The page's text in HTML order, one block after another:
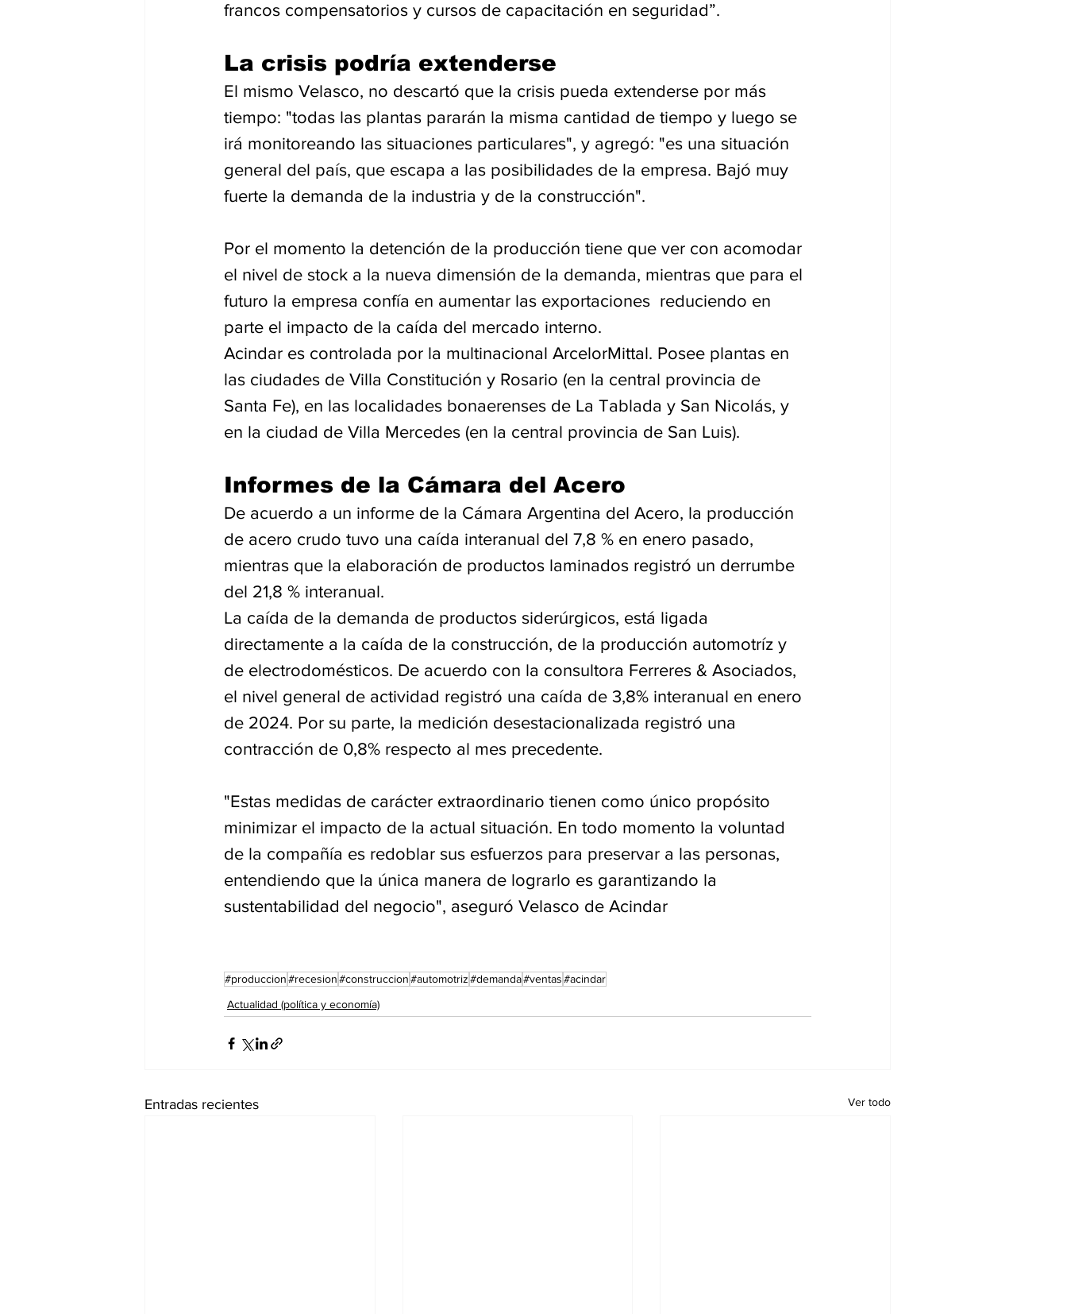
francos compensatorios y cursos de capacitación en seguridad”.
La crisis podría extenderse
El mismo Velasco, no descartó que la crisis pueda extenderse por más
tiempo: "todas las plantas pararán la misma cantidad de tiempo y luego se
irá monitoreando las situaciones particulares", y agregó: "es una situación
general del país, que escapa a las posibilidades de la empresa. Bajó muy
fuerte la demanda de la industria y de la construcción".
Por el momento la detención de la producción tiene que ver con acomodar
el nivel de stock a la nueva dimensión de la demanda, mientras que para el
futuro la empresa confía en aumentar las exportaciones  reduciendo en
parte el impacto de la caída del mercado interno.
Acindar es controlada por la multinacional ArcelorMittal. Posee plantas en
las ciudades de Villa Constitución y Rosario (en la central provincia de
Santa Fe), en las localidades bonaerenses de La Tablada y San Nicolás, y
en la ciudad de Villa Mercedes (en la central provincia de San Luis).
Informes de la Cámara del Acero
De acuerdo a un informe de la Cámara Argentina del Acero, la producción
de acero crudo tuvo una caída interanual del 7,8 % en enero pasado,
mientras que la elaboración de productos laminados registró un derrumbe
del 21,8 % interanual.
La caída de la demanda de productos siderúrgicos, está ligada
directamente a la caída de la construcción, de la producción automotríz y
de electrodomésticos. De acuerdo con la consultora Ferreres & Asociados,
el nivel general de actividad registró una caída de 3,8% interanual en enero
de 2024. Por su parte, la medición desestacionalizada registró una
contracción de 0,8% respecto al mes precedente.
"Estas medidas de carácter extraordinario tienen como único propósito
minimizar el impacto de la actual situación. En todo momento la voluntad
de la compañía es redoblar sus esfuerzos para preservar a las personas,
entendiendo que la única manera de lograrlo es garantizando la
sustentabilidad del negocio", aseguró Velasco de Acindar
#produccion#recesion#construccion#automotriz#demanda#ventas#acindar
Actualidad (política y economía)
Entradas recientes Ver todo